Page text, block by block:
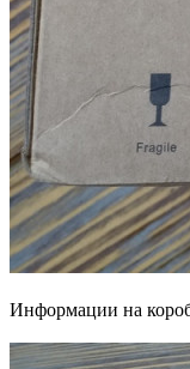
Информации на